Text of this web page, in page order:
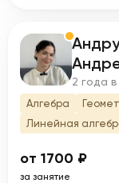
А 2 года
Алгебра
Линейная
от 1700 ₽
за занятие